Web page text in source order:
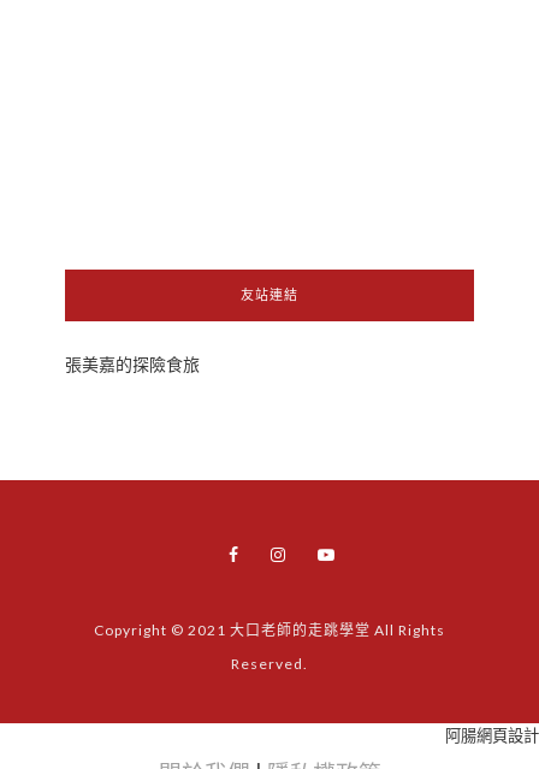
友站連結
張美嘉的探險食旅
Copyright © 2021 大口老師的走跳學堂 All Rights
Reserved.
阿腸網頁設計